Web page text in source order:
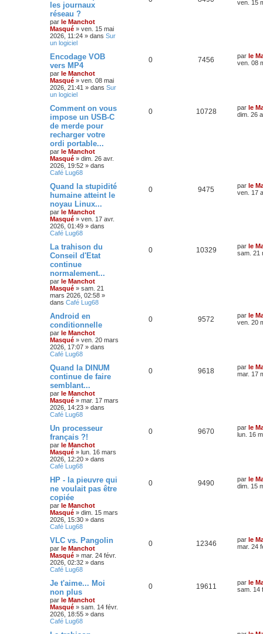
les journaux
réseau ?
par le Manchot
Masqué » ven. 15 mai
2026, 11:24 » dans Sur
un logiciel
ven. 15
Encodage VOB
vers MP4
par le Manchot
Masqué » ven. 08 mai
2026, 21:41 » dans Sur
un logiciel
0 7456 par le
ven. 08
Comment on vous
impose un USB-C
de merde pour
recharger votre
ordi portable...
par le Manchot
Masqué » dim. 26 avr.
2026, 19:52 » dans
Café Lug68
0 10728 par le
dim. 26
Quand la stupidité
humaine atteint le
noyau Linux...
par le Manchot
Masqué » ven. 17 avr.
2026, 01:49 » dans
Café Lug68
0 9475 par le
ven. 17
La trahison du
Conseil d'Etat
continue
normalement...
par le Manchot
Masqué » sam. 21
mars 2026, 02:58 »
dans Café Lug68
0 10329 par le
sam. 21
Android en
conditionnelle
par le Manchot
Masqué » ven. 20 mars
2026, 17:07 » dans
Café Lug68
0 9572 par le
ven. 20
Quand la DINUM
continue de faire
semblant...
par le Manchot
Masqué » mar. 17 mars
2026, 14:23 » dans
Café Lug68
0 9618 par le
mar. 17
Un processeur
français ?!
par le Manchot
Masqué » lun. 16 mars
2026, 12:20 » dans
Café Lug68
0 9670 par le
lun. 16
HP - la pieuvre qui
ne voulait pas être
copiée
par le Manchot
Masqué » dim. 15 mars
2026, 15:30 » dans
Café Lug68
0 9490 par le
dim. 15
VLC vs. Pangolin
par le Manchot
Masqué » mar. 24 févr.
2026, 02:32 » dans
Café Lug68
0 12346 par le
mar. 24
Je t'aime... Moi
non plus
par le Manchot
Masqué » sam. 14 févr.
2026, 18:55 » dans
Café Lug68
0 19611 par le
sam. 14